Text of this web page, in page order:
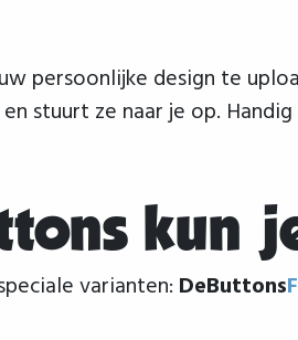
persoonlijke design te
stuurt ze naar je op.
kun
varianten: DeButtons